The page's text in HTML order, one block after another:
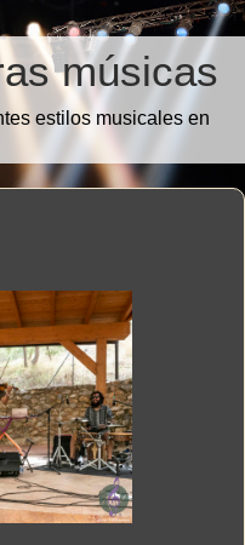
músicas
estilos musicales en